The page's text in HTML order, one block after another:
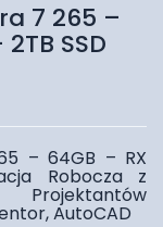
7 265 –
SSD
– 64GB – RX
Robocza z
Projektantów
AutoCAD